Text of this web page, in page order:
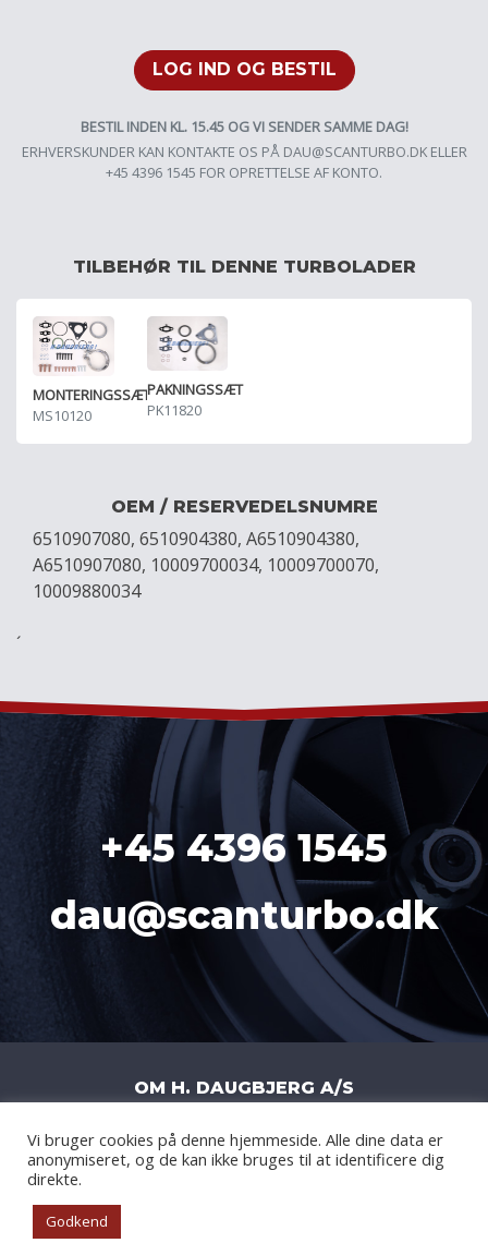
LOG IND OG BESTIL
BESTIL INDEN KL. 15.45 OG VI SENDER SAMME DAG!
ERHVERSKUNDER KAN KONTAKTE OS PÅ DAU@SCANTURBO.DKELLER
+45 4396 1545 FOR OPRETTELSE AF KONTO.
TILBEHØR TIL DENNE TURBOLADER
MONTERINGSSÆT
MS10120
PAKNINGSSÆT
PK11820
OEM / RESERVEDELSNUMRE
6510907080, 6510904380, A6510904380,
A6510907080, 10009700034, 10009700070,
10009880034
´
+45 4396 1545
dau@scanturbo.dk
OM H. DAUGBJERG A/S
H. DAUGBJERG A/S | LITERBUEN 11J |
2740 SKOVLUNDE
| DANMARK | CVR: DK
Vi bruger cookies på denne hjemmeside. Alle dine data er
anonymiseret, og de kan ikke bruges til at identificere dig
direkte.
Godkend